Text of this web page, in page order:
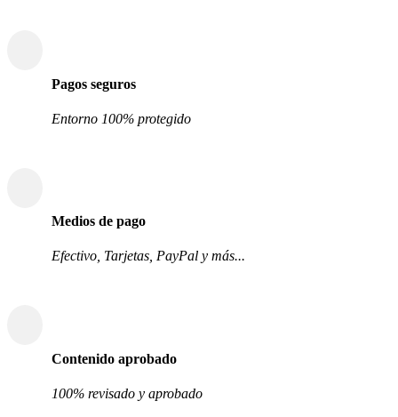
Pagos seguros
Entorno 100% protegido
Medios de pago
Efectivo, Tarjetas, PayPal y más...
Contenido aprobado
100% revisado y aprobado